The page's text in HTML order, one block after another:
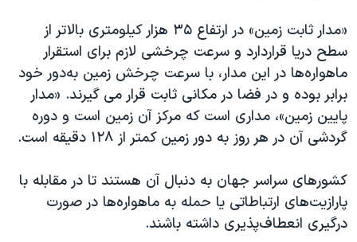
سفر پرزیدنت ترامپ به چین
«مدار ثابت زمین» در ارتفاع ۳۵ هزار کیلومتری بالاتر از
سطح‌ دریا قراردارد و سرعت چرخشی لازم برای استقرار
ماهواره‌ها در این مدار، با سرعت چرخش زمین به‌دور خود
برابر بوده و در فضا در مکانی ثابت قرار می گیرند. «مدار
پایین زمین»، مداری است که مرکز آن زمین است و دوره
گردشی آن در هر روز به دور زمین کمتر از ۱۲۸ دقیقه است.
کشورهای سراسر جهان به دنبال آن هستند تا در مقابله با
پارازیت‌های ارتباطاتی یا حمله به ماهواره‌ها در صورت
درگیری انعطاف‌پذیری داشته باشند.